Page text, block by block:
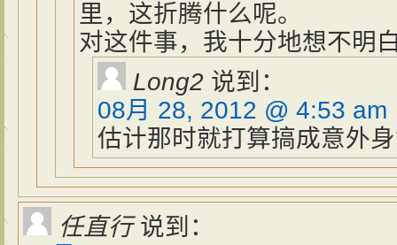
里，这折腾什么呢。
对这件事，我十分地想不明
Long2 说到：
08月 28, 2012 @ 4:53 am
估计那时就打算搞成意外
任直行 说到：